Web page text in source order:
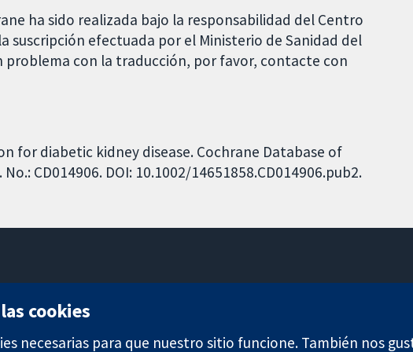
ha sido realizada bajo la responsabilidad del Centro
suscripción efectuada por el Ministerio de Sanidad del
problema con la traducción, por favor, contacte con
for diabetic kidney disease. Cochrane Database of
CD014906. DOI: 10.1002/14651858.CD014906.pub2.
Londres
Reino Unido
cookies
necesarias para que nuestro sitio funcione. También nos